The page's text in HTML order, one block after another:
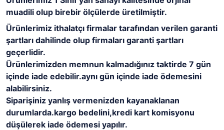
muadili olup birebir ölçülerde üretilmiştir.
Ürünlerimiz ithalatçı firmalar tarafından verilen garanti
şartları dahilinde olup firmaları garanti şartları
geçerlidir.
Ürünlerimizden memnun kalmadığınız taktirde 7 gün
içinde iade edebilir.aynı gün içinde iade ödemesini
alabilirsiniz.
Siparişiniz yanlış vermenizden kayanaklanan
durumlarda.kargo bedelini,kredi kart komisyonu
düşülerek iade ödemesi yapılır.